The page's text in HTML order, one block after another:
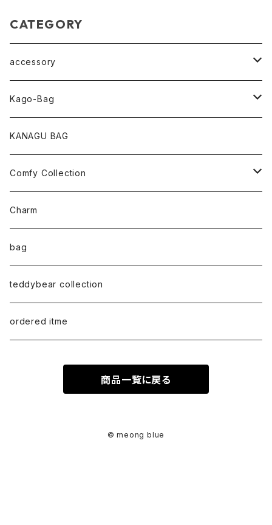
CATEGORY
accessory
pearl Collection
loop Collection
necklace
bracelet
anklet
earring
Kago-Bag
Oval / onehandle
shoulder
M size
L size
ML（12ｘ8）
tote style
紅籐 / arorog / Lacak bag
KANAGU BAG
Comfy Collection
T-shirt
Long sleeve
Sweat
Charm
bag
teddybear collection
ordered itme
商品一覧に戻る
© meong blue